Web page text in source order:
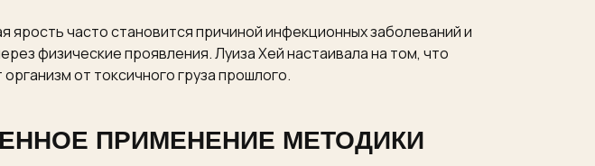
часто становится причиной инфекционных заболеваний и
физические проявления. Луиза Хей настаивала на том, что
от токсичного груза прошлого.
ПРИМЕНЕНИЕ МЕТОДИКИ